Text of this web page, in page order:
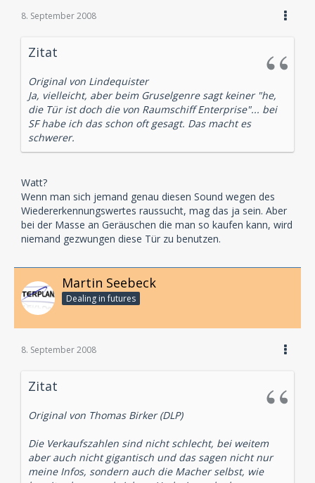
8. September 2008
Zitat
Original von Lindequister
Ja, vielleicht, aber beim Gruselgenre sagt keiner "he,
die Tür ist doch die von Raumschiff Enterprise"... bei
SF habe ich das schon oft gesagt. Das macht es
schwerer.
Watt?
Wenn man sich jemand genau diesen Sound wegen des
Wiedererkennungswertes raussucht, mag das ja sein. Aber
bei der Masse an Geräuschen die man so kaufen kann, wird
niemand gezwungen diese Tür zu benutzen.
Martin Seebeck
Dealing in futures
8. September 2008
Zitat
Original von Thomas Birker (DLP)
Die Verkaufszahlen sind nicht schlecht, bei weitem
aber auch nicht gigantisch und das sagen nicht nur
meine Infos, sondern auch die Macher selbst, wie